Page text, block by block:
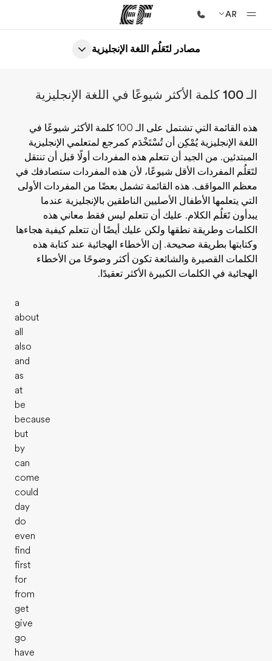
AR
الصفحة الرئيسية
برامج
مكاتب
أعثر على مكتب قريب منك
نبذة عنا
من نحن
وظائف
إنضم إلى الفريق
مصادر لتَعَلُم اللغة الإنجليزية
الـ 100 كلمة الأكثر شيوعًا في اللغة الإنجليزية
هذه القائمة التي تشتمل على الـ 100 كلمة الأكثر شيوعًا في
اللغة الإنجليزية يُمْكِن أن تُسْتَخْدَم كمرجع لمتعلمي الإنجليزية
المبتدئين. من الجيد أن تتعلم هذه المفردات أولًا قبل أن تنتقل
لتَعَلُم المفردات الأقل شيوعًا، لأن هذه المفردات ستصادفك في
معظم االمواقف. هذه القائمة تشمل بعضًا من المفردات الأولى
التي يتعلمها الأطفال الأصليين الناطقين بالإنجليزية عندما
يبدأون تَعَلُم الكلام. عليك أن تتعلم ليس فقط معاني هذه
الكلمات وطريقة نطقها ولكن عليك أيضًا أن تتعلم كيفية هجاءها
وكتابتها بطريقة صحيحة. إن الأخطاء الهجائية عند كتابة هذه
الكلمات القصيرة والشائعة تكون أكثر وضوحًا من الأخطاء
الهجائية في الكلمات الكبيرة الأكثر تعقيدًا.
a
about
all
also
and
as
at
be
because
but
by
can
come
could
day
do
even
find
first
for
from
get
give
go
have